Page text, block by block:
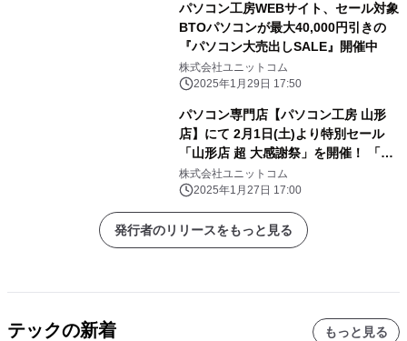
パソコン工房WEBサイト、セール対象
BTOパソコンが最大40,000円引きの
『パソコン大売出しSALE』開催中
株式会社ユニットコム
2025年1月29日 17:50
パソコン専門店【パソコン工房 山形
店】にて 2月1日(土)より特別セール
「山形店 超 大感謝祭」を開催！ 「オ
ススメ即納パソコン」を豊富に取り揃
え！ 更に「PCパーツ・周辺機器等の
セール商品」を記念プライスにてご奉
仕！
株式会社ユニットコム
2025年1月27日 17:00
発行者のリリースをもっと見る
テックの新着 もっと見る